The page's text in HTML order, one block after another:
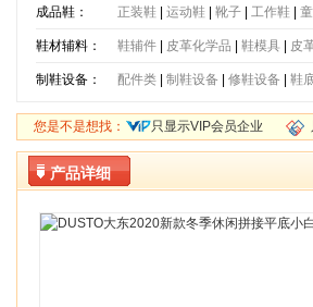
成品鞋： 正装鞋| 运动鞋| 靴子| 工作鞋|
鞋材辅料： 鞋辅件| 皮革化学品 鞋模具 皮
制鞋设备： 配件类| 制鞋设备 修鞋设备 鞋
您是不是想找： 只显示VIP会员企业
产品详细